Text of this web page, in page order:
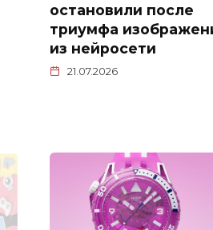
остановили после
триумфа
из нейросети
21.07.2026